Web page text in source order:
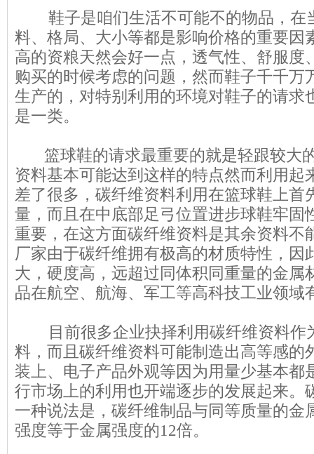
鞋子是咱们生活不可能不的物品，在
料、格局、大小等都是影响价格的重要因
高的资粮天然会好一点，透气性、舒服度
购买的时候考虑的问题，然而鞋子千千万
生产的，对特别利用的环境对鞋子的请求
是一类。
篮球鞋的请求最重要的就是轻跟较大
资料基本可能达到这样的特点然而利用起
差了很多，碳纤维资料利用在篮球鞋上首
量，而且在中底部足弓位置进步球鞋牢固
重要，在这方面碳纤维资料是其余资料不
厂家由于碳纤维拥有极高的材质特性，因
大，硬度高，远超过同体积同重量的金属
品在航空、航海、军工等高科技工业领域
目前很多企业抉择利用碳纤维资料作
料，而且碳纤维资料可能制造出高等感的
装上、电子产品外观等因为用量少基本都
行市场上的利用也开端逐步的发展起来。
一种说法是，碳纤维制品与同等质量的金
强度等于金属强度的12倍。